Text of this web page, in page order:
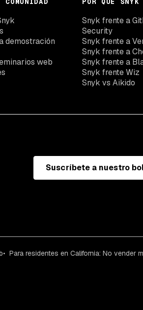
demostración
web
Snyk frente a
Security
Snyk frente a
Snyk frente a
Snyk frente a
Snyk frente Wiz
Snyk vs Aikido
Suscríbete a nuestro
Para residentes en California: No vender